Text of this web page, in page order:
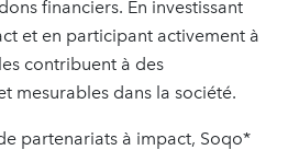
financiers. En investissant
et en participant activement à
contribuent à des
mesurables dans la société.
partenariats à impact, Soqo*